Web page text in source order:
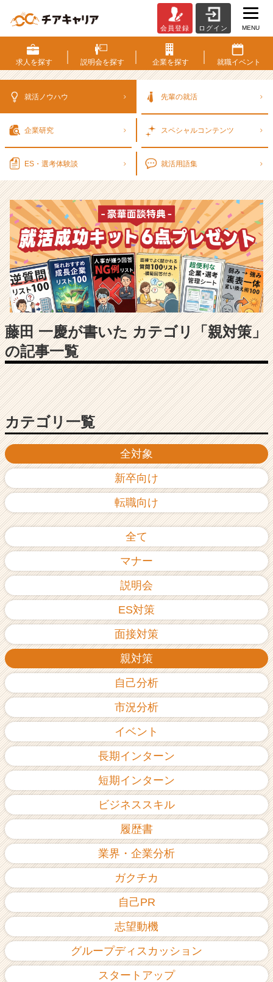
考
対
策・
ウ
ベ
ン
チ
ャ
ー・
成
長
企
業
か
ら
ス
ウ
活
イ
チ
リ
（C
e
r
a
e
r）
会員登録 ログイン MENU
求人を探す 説明会を探す 企業を探す 就職イベント
就活ノウハウ 先輩の就活
企業研究 スペシャルコンテンツ
ES・選考体験談 就活用語集
藤田 一慶が書いた カテゴリ「親対策」
の記事一覧
全対象
新卒向け
転職向け
全て
マナー
説明会
ES対策
面接対策
親対策
自己分析
市況分析
イベント
長期インターン
短期インターン
ビジネススキル
履歴書
業界・企業分析
ガクチカ
自己PR
志望動機
グループディスカッション
スタートアップ
カテゴリ一覧